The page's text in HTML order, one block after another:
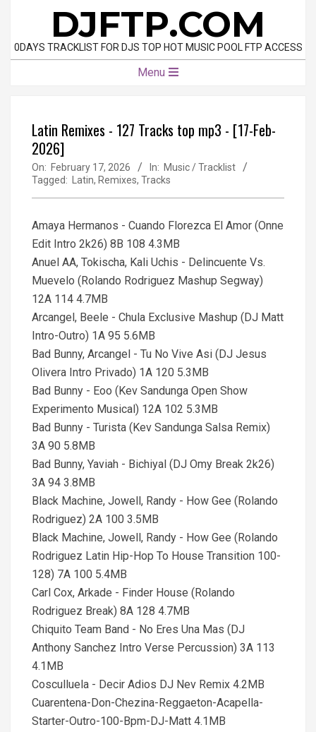
content
DJFTP.COM
0DAYS TRACKLIST FOR DJS TOP HOT MUSIC POOL FTP ACCESS
Menu
Latin Remixes - 127 Tracks top mp3 - [17-Feb-
2026]
On: February 17, 2026 In: Music / Tracklist
Tagged:
Latin, Remixes, Tracks
Amaya Hermanos - Cuando Florezca El Amor (Onne
Edit Intro 2k26) 8B 108 4.3MB
Anuel AA, Tokischa, Kali Uchis - Delincuente Vs.
Muevelo (Rolando Rodriguez Mashup Segway)
12A 114 4.7MB
Arcangel, Beele - Chula Exclusive Mashup (DJ Matt
Intro-Outro) 1A 95 5.6MB
Bad Bunny, Arcangel - Tu No Vive Asi (DJ Jesus
Olivera Intro Privado) 1A 120 5.3MB
Bad Bunny - Eoo (Kev Sandunga Open Show
Experimento Musical) 12A 102 5.3MB
Bad Bunny - Turista (Kev Sandunga Salsa Remix)
3A 90 5.8MB
Bad Bunny, Yaviah - Bichiyal (DJ Omy Break 2k26)
3A 94 3.8MB
Black Machine, Jowell, Randy - How Gee (Rolando
Rodriguez) 2A 100 3.5MB
Black Machine, Jowell, Randy - How Gee (Rolando
Rodriguez Latin Hip-Hop To House Transition 100-
128) 7A 100 5.4MB
Carl Cox, Arkade - Finder House (Rolando
Rodriguez Break) 8A 128 4.7MB
Chiquito Team Band - No Eres Una Mas (DJ
Anthony Sanchez Intro Verse Percussion) 3A 113
4.1MB
Cosculluela - Decir Adios DJ Nev Remix 4.2MB
Cuarentena-Don-Chezina-Reggaeton-Acapella-
Starter-Outro-100-Bpm-DJ-Matt 4.1MB